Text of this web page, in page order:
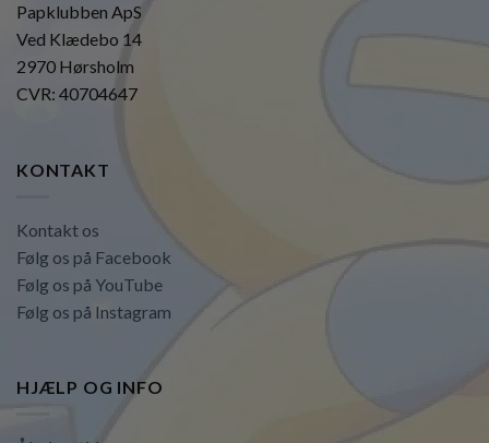
Papklubben ApS
Ved Klædebo 14
2970 Hørsholm
CVR: 40704647
KONTAKT
Kontakt os
Følg os på Facebook
Følg os på YouTube
Følg os på Instagram
HJÆLP OG INFO